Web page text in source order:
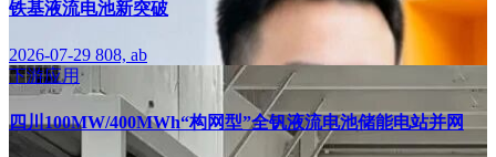
铁基液流电池新突破
2026-07-29 808, ab
下游应用
四川100MW/400MWh“构网型”全钒液流电池储能电站并网